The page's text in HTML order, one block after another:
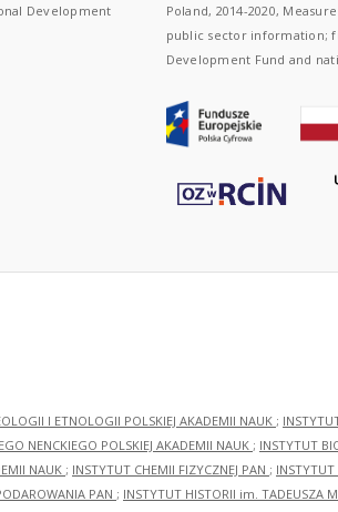
Development
Poland, 2014-2020,
public sector information;
Development Fund and
I ETNOLOGII POLSKIEJ AKADEMII NAUK ;
NENCKIEGO POLSKIEJ AKADEMII NAUK ; INSTYTUT
NAUK ; INSTYTUT CHEMII FIZYCZNEJ PAN ; INSTYTUT
PAN ; INSTYTUT HISTORII im. TADEUSZA